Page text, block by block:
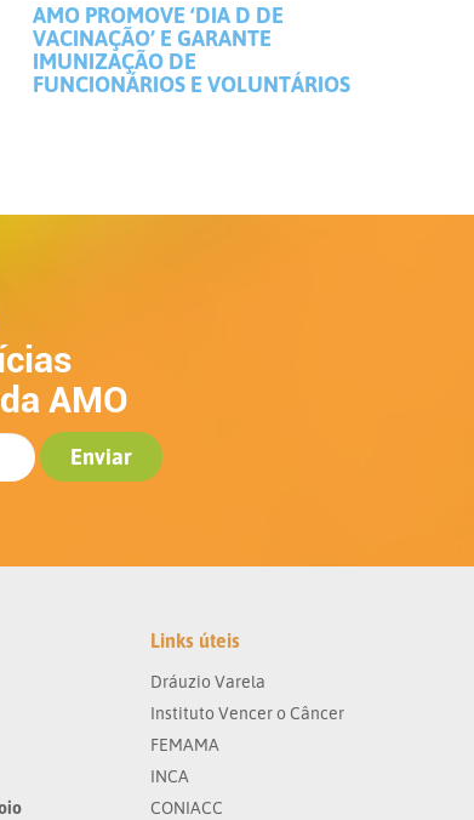
AMO PROMOVE ‘DIA D DE
VACINAÇÃO’ E GARANTE
IMUNIZAÇÃO DE
FUNCIONÁRIOS E VOLUNTÁRIOS
AMO
Links úteis
Dráuzio Varela
Instituto Vencer o Câncer
FEMAMA
INCA
CONIACC